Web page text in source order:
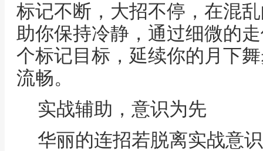
标记不断，大招不停，在混
助你保持冷静，通过细微的
个标记目标，延续你的月下
流畅。
实战辅助，意识为先
华丽的连招若脱离实战意